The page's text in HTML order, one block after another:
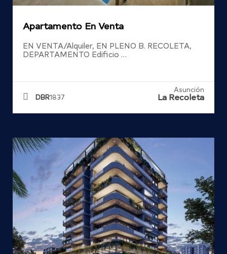
Apartamento En Venta
EN VENTA/Alquiler, EN PLENO B. RECOLETA,
DEPARTAMENTO Edificio …
DBR1837
Asunción
La Recoleta